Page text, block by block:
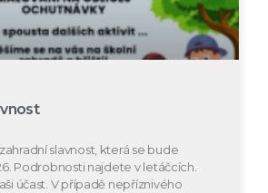
slavnost, která se bude
Podrobnosti najdete v letáčcích.
účast. V případě nepříznivého